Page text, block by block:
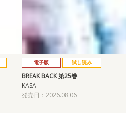
電子版 試し読み
BREAK BACK 第25巻
KASA
発売日：2026.08.06